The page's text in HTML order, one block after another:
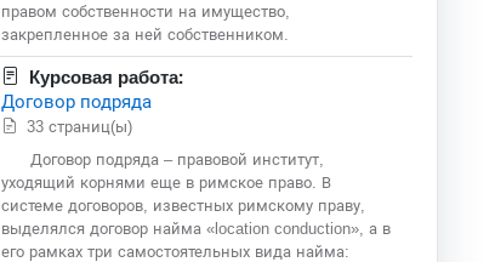
правом собственности на имущество,
закрепленное за ней собственником.
Курсовая работа:
Договор подряда
33 страниц(ы)
Договор подряда – правовой институт,
уходящий корнями еще в римское право. В
системе договоров, известных римскому праву,
выделялся договор найма «location conduction», а в
его рамках три самостоятельных вида найма: